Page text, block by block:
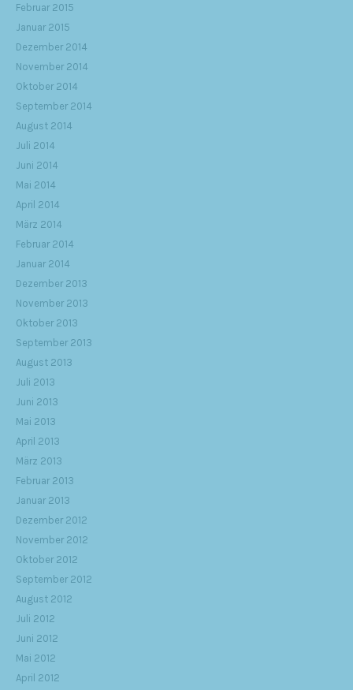
Februar 2015
Januar 2015
Dezember 2014
November 2014
Oktober 2014
September 2014
August 2014
Juli 2014
Juni 2014
Mai 2014
April 2014
März 2014
Februar 2014
Januar 2014
Dezember 2013
November 2013
Oktober 2013
September 2013
August 2013
Juli 2013
Juni 2013
Mai 2013
April 2013
März 2013
Februar 2013
Januar 2013
Dezember 2012
November 2012
Oktober 2012
September 2012
August 2012
Juli 2012
Juni 2012
Mai 2012
April 2012